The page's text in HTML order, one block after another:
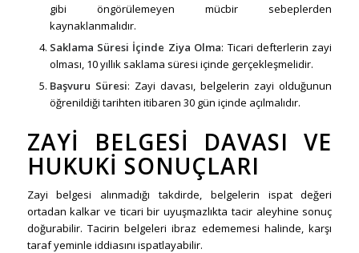
gibi öngörülemeyen mücbir sebeplerden
kaynaklanmalıdır.
Saklama Süresi İçinde Ziya Olma: Ticari defterlerin zayi
olması, 10 yıllık saklama süresi içinde gerçekleşmelidir.
Başvuru Süresi: Zayi davası, belgelerin zayi olduğunun
öğrenildiği tarihten itibaren 30 gün içinde açılmalıdır.
ZAYI BELGESI DAVASI VE
HUKUKI SONUÇLARI
Zayi belgesi alınmadığı takdirde, belgelerin ispat değeri
ortadan kalkar ve ticari bir uyuşmazlıkta tacir aleyhine sonuç
doğurabilir. Tacirin belgeleri ibraz edememesi halinde, karşı
taraf yeminle iddiasını ispatlayabilir.